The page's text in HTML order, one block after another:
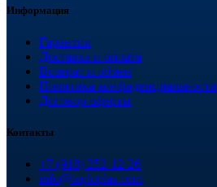
Информация
Гарантия
Доставка и оплата
Возврат и обмен
Политика конфиденциальности
Договор оферты
Контакты
+7 (918) 252-12-26
info@teploplas.com